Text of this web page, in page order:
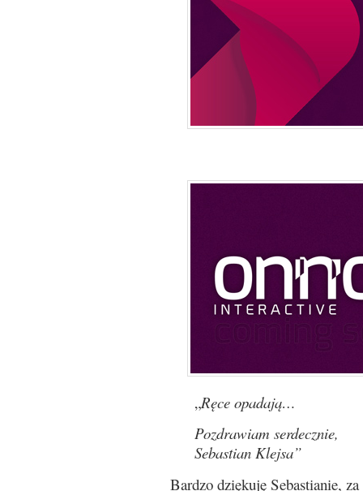
„Ręce opadają…
Pozdrawiam serdecznie,
Sebastian Klejsa”
Bardzo dziękuję Sebastianie,